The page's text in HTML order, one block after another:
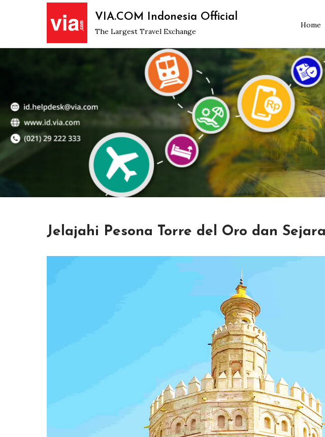
VIA.COM Indonesia Official
The Largest Travel Exchange
Home
Jelajahi Pesona Torre del Oro dan